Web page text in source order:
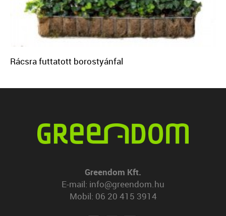
Rácsra futtatott borostyánfal
Greendom Kft.
E-mail: info@greendom.hu
Mobil: 06 20 415 3914